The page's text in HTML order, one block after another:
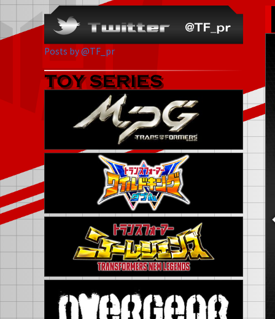
Posts by @TF_pr